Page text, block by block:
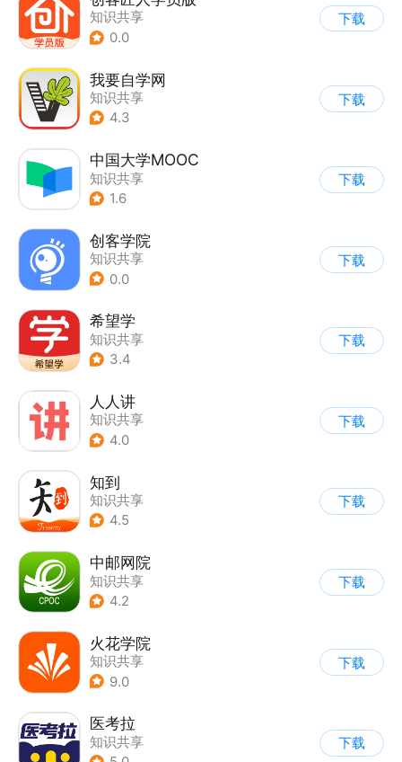
知识共享
0.0
下载
我要自学网
知识共享
4.3
下载
中国大学MOOC
知识共享
1.6
下载
创客学院
知识共享
0.0
下载
希望学
知识共享
3.4
下载
人人讲
知识共享
4.0
下载
知到
知识共享
4.5
下载
中邮网院
知识共享
4.2
下载
火花学院
知识共享
9.0
下载
医考拉
知识共享
下载